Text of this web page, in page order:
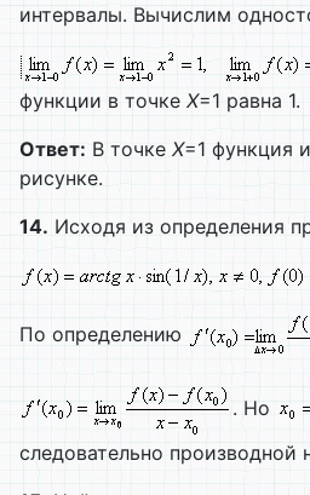
интервалы. Вычислим
функции в точке X=1 равна 1.
Ответ: В точке X=1 функция
рисунке.
14. Исходя из определения
По определению
. Но
следовательно производной